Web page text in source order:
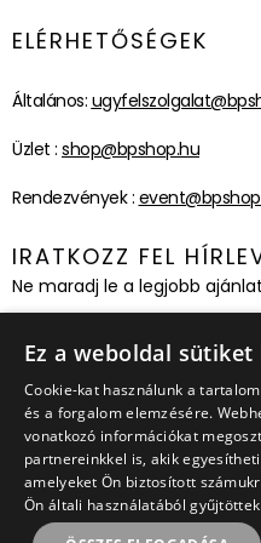
ELÉRHETŐSÉGEK
Általános:
Üzlet : shop@bpshop.hu
Rendezvények :
IRATKOZZ FEL
Ne maradj le a legjobb
Ez a weboldal sütiket
Cookie-kat használunk a
és a forgalom elemzésére.
vonatkozó információkat
partnereinkkel is, akik
amelyeket Ön biztosított
Ön általi használatából